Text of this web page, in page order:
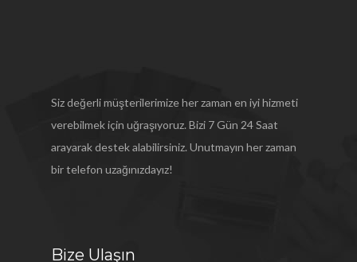
Siz değerli müşterilerimize her zaman en iyi hizmeti
verebilmek için uğraşıyoruz. Bizi 7 Gün 24 Saat
arayarak destek alabilirsiniz. Unutmayın her zaman
bir telefon uzağınızdayız!
Bize Ulaşın